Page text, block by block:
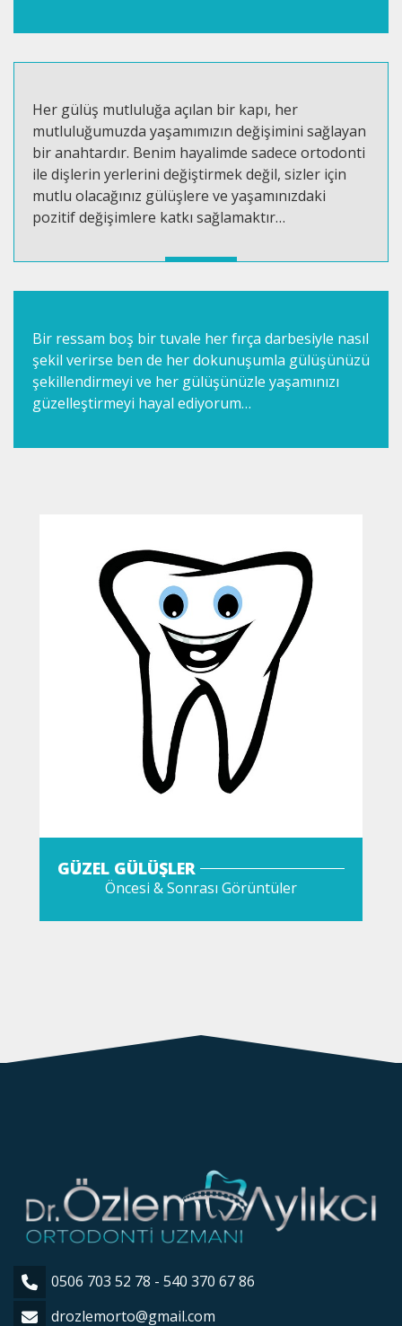
Her gülüş mutluluğa açılan bir kapı, her
mutluluğumuzda yaşamımızın değişimini sağlayan
bir anahtardır. Benim hayalimde sadece ortodonti
ile dişlerin yerlerini değiştirmek değil, sizler için
mutlu olacağınız gülüşlere ve yaşamınızdaki
pozitif değişimlere katkı sağlamaktır…
Bir ressam boş bir tuvale her fırça darbesiyle nasıl
şekil verirse ben de her dokunuşumla gülüşünüzü
şekillendirmeyi ve her gülüşünüzle yaşamınızı
güzelleştirmeyi hayal ediyorum…
GÜZEL GÜLÜŞLER
Öncesi & Sonrası Görüntüler
0506 703 52 78 - 540 370 67 86
drozlemorto@gmail.com